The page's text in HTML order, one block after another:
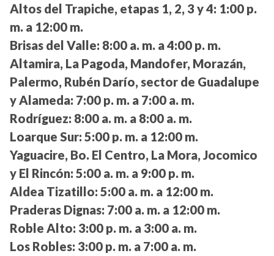
Altos del Trapiche, etapas 1, 2, 3 y 4: 1:00 p.
m. a 12:00 m.
Brisas del Valle: 8:00 a. m. a 4:00 p. m.
Altamira, La Pagoda, Mandofer, Morazán,
Palermo, Rubén Darío, sector de Guadalupe
y Alameda: 7:00 p. m. a 7:00 a. m.
Rodríguez: 8:00 a. m. a 8:00 a. m.
Loarque Sur: 5:00 p. m. a 12:00 m.
Yaguacire, Bo. El Centro, La Mora, Jocomico
y El Rincón: 5:00 a. m. a 9:00 p. m.
Aldea Tizatillo: 5:00 a. m. a 12:00 m.
Praderas Dignas: 7:00 a. m. a 12:00 m.
Roble Alto: 3:00 p. m. a 3:00 a. m.
Los Robles: 3:00 p. m. a 7:00 a. m.